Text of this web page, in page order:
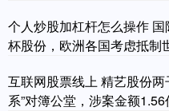
个人炒股加杠杆怎么操作
杯股份，欧洲各国考虑抵制
互联网股票线上 精艺股份
系”对簿公堂，涉案金额1.56